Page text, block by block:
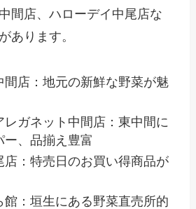
間店、ハローデイ中尾店な
あります。
間店：地元の新鮮な野菜が魅
レガネット中間店：東中間に
ー、品揃え豊富
店：特売日のお買い得商品が
館：垣生にある野菜直売所的